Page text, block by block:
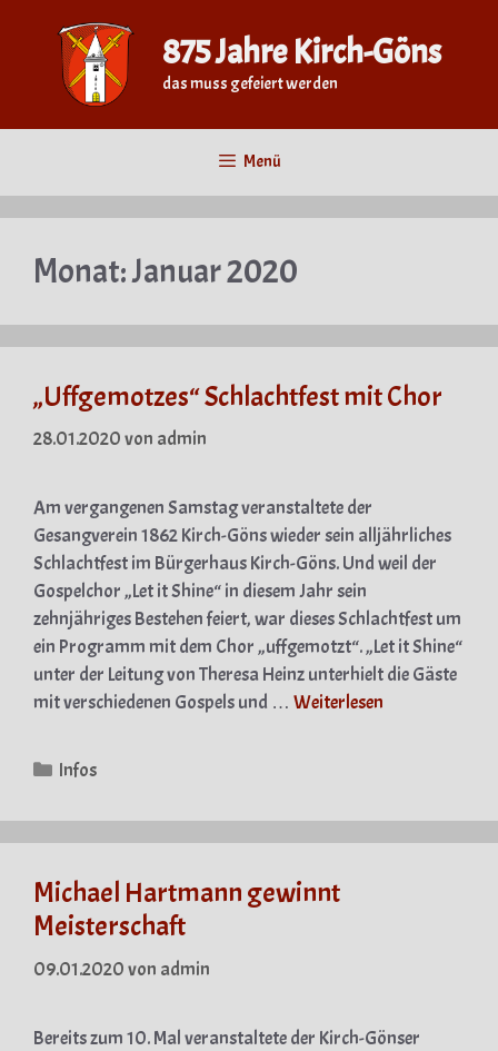
springen
875 Jahre Kirch-Göns
das muss gefeiert werden
Menü
Monat:Januar 2020
„Uffgemotzes“ Schlachtfest mit Chor
28.01.2020von admin
Am vergangenen Samstag veranstaltete der
Gesangverein 1862 Kirch-Göns wieder sein alljährliches
Schlachtfest im Bürgerhaus Kirch-Göns. Und weil der
Gospelchor „Let it Shine“ in diesem Jahr sein
zehnjähriges Bestehen feiert, war dieses Schlachtfest um
ein Programm mit dem Chor „uffgemotzt“. „Let it Shine“
unter der Leitung von Theresa Heinz unterhielt die Gäste
mit verschiedenen Gospels und … Weiterlesen
Kategorien
Infos
Michael Hartmann gewinnt
Meisterschaft
09.01.2020von admin
Bereits zum 10. Mal veranstaltete der Kirch-Gönser